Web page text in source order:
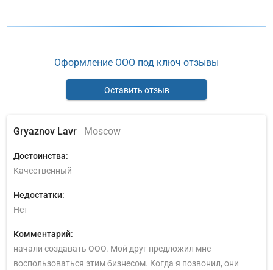
Оформление ООО под ключ отзывы
Оставить отзыв
Gryaznov Lavr Moscow
Достоинства:
Качественный
Недостатки:
Нет
Комментарий:
начали создавать ООО. Мой друг предложил мне
воспользоваться этим бизнесом. Когда я позвонил, они